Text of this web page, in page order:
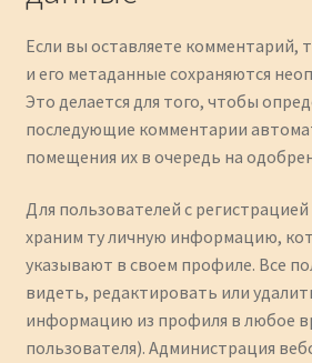
Если вы оставляете комментарий,
и его метаданные сохраняются
Это делается для того, чтобы
последующие комментарии
помещения их в очередь на
Для пользователей с
храним ту личную информацию,
указывают в своем профиле. Все
видеть, редактировать или
информацию из профиля в любое
пользователя). Администрация